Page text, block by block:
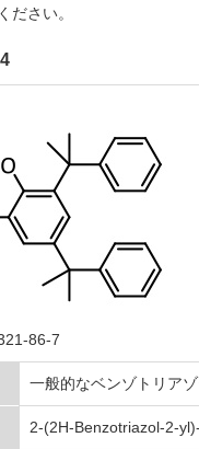
ださい。
86-7
一般的なベンゾトリア
2-(2H-Benzotriazol-2-